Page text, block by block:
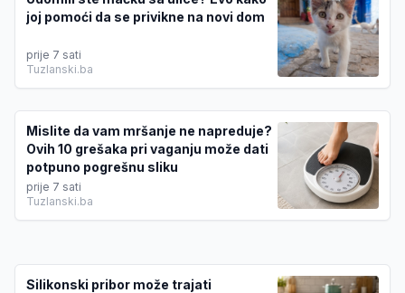
joj pomoći da se privikne na novi dom
prije 7 sati
Tuzlanski.ba
Mislite da vam mršanje ne napreduje?
Ovih 10 grešaka pri vaganju može dati
potpuno pogrešnu sliku
prije 7 sati
Tuzlanski.ba
Silikonski pribor može trajati